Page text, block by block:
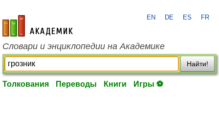
academic.ru
EN DE ES FR
Словари и энциклопедии на Академике
Найти!
Толкования Переводы Книги Игры ⚽